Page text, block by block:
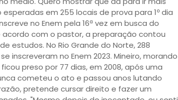
em 255 locais de prova para 1º dia
no Enem pela 16ª vez em busca do
acordo com o pastor, a preparação contou
estudos. No Rio Grande do Norte, 288
inscreveram no Enem 2023. Mineiro, morando
preso por 77 dias, em 2008, após uma
cometeu o ato e passou anos lutando
pretende cursar direito e fazer um